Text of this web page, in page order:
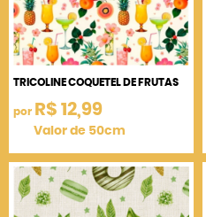
TRICOLINE COQUETEL DE FRUTAS
por R$ 12,99
Valor de 50cm